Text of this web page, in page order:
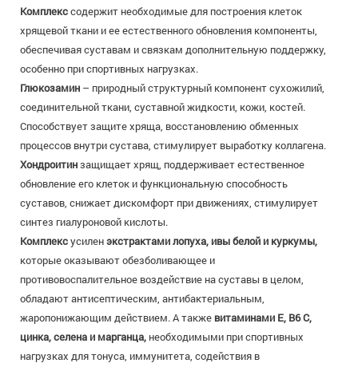
Комплекссодержит необходимые для построения клеток
хрящевой ткани и ее естественного обновления компоненты,
обеспечивая суставам и связкам дополнительную поддержку,
особенно при спортивных нагрузках.
Глюкозамин – природный структурный компонент сухожилий,
соединительной ткани, суставной жидкости, кожи, костей.
Способствует защите хряща, восстановлению обменных
процессов внутри сустава, стимулирует выработку коллагена.
Хондроитинзащищает хрящ, поддерживает естественное
обновление его клеток и функциональную способность
суставов, снижает дискомфорт при движениях, стимулирует
синтез гиалуроновой кислоты.
Комплексусиленэкстрактами лопуха, ивы белой и куркумы,
которые оказывают обезболивающее и
противовоспалительное воздействие на суставы в целом,
обладают антисептическим, антибактериальным,
жаропонижающим действием. А также витаминами Е, В6 С,
цинка, селена и марганца, необходимыми при спортивных
нагрузках для тонуса, иммунитета, содействия в